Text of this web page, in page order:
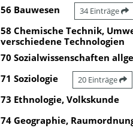
56 Bauwesen 34 Einträge
58 Chemische Technik,
verschiedene Technologien
70 Sozialwissenschaften
71 Soziologie 20 Einträge
73 Ethnologie, Volkskunde
74 Geographie,